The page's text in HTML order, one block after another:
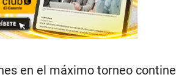
en el máximo torneo